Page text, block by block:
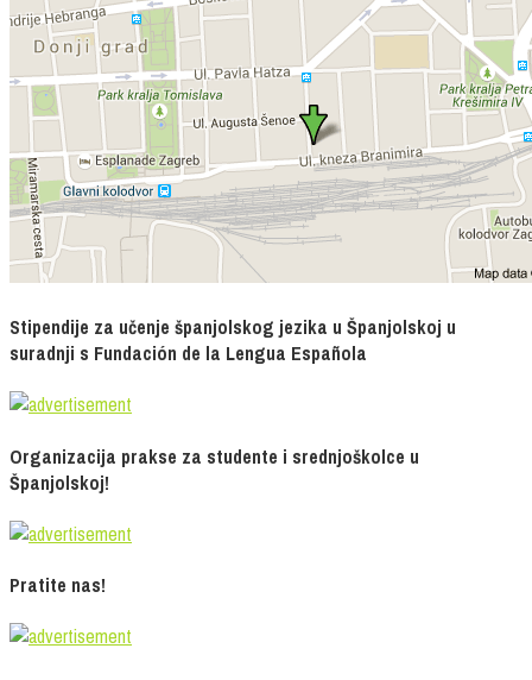
Stipendije za učenje španjolskog jezika u Španjolskoj u
suradnji s Fundación de la Lengua Española
Organizacija prakse za studente i srednjoškolce u
Španjolskoj!
Pratite nas!